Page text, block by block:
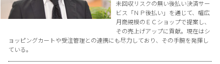
未回収リスクの無い後払い決済サー
ビス「ＮＰ後払い」を通じて、幅広
月商規模のＥＣショップで提案し、
その売上げアップに貢献。現在はシ
ョッピングカートや受注管理との連携にも尽力しており、その手腕を発揮し
ている。